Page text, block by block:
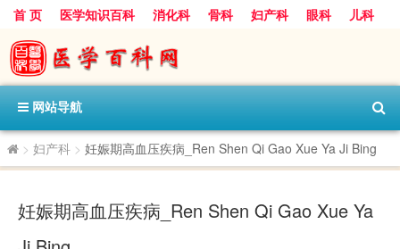
首 页 医学知识百科 消化科 骨科 妇产科 眼科
儿科
心血管病科
呼吸科 神经科
内分泌科
口腔科
网站导航
> 妇产科 > 妊娠期高血压疾病_Ren Shen Qi Gao Xue Ya Ji Bing
妊娠期高血压疾病_Ren Shen Qi Gao Xue Ya